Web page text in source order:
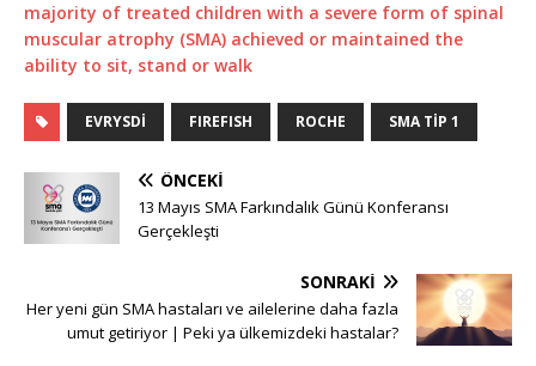
majority of treated children with a severe form of spinal
muscular atrophy (SMA) achieved or maintained the
ability to sit, stand or walk
EVRYSDI FIREFISH ROCHE SMA TIP 1
ÖNCEKI
13 Mayıs SMA Farkındalık Günü Konferansı
Gerçekleşti
SONRAKI
Her yeni gün SMA hastaları ve ailelerine daha fazla
umut getiriyor | Peki ya ülkemizdeki hastalar?